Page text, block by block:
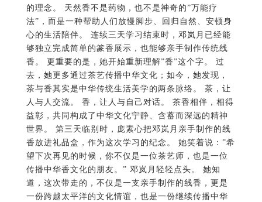
的理念。 天然香不是药物，也不是神奇的”万能疗
法”，而是一种帮助人们放慢脚步、回归自然、安顿身
心的生活陪伴。 连续三天学习结束时，邓岚月已经能
够独立完成简单的篆香展示，也能够亲手制作传统线
香。 更重要的是，她开始重新理解”香”这个字。 过
去，她更多通过茶艺传播中华文化；如今，她发现，
茶与香其实是中华传统生活美学的两条脉络。 茶，让
人与人交流。 香，让人与自己对话。 茶香相伴，相得
益彰，共同构成了中华文化宁静、含蓄而深远的精神
世界。 第三天临别时，庞素心把邓岚月亲手制作的线
香放进礼品盒，作为这次学习的纪念。 她笑着说：”希
望下次再见的时候，你不仅是一位茶艺师，也是一位
传播中华香文化的朋友。” 邓岚月轻轻点头。 她知
道，这次带走的，不仅是一支亲手制作的线香，更是
一份跨越太平洋的文化情谊，也是一份继续传播中华